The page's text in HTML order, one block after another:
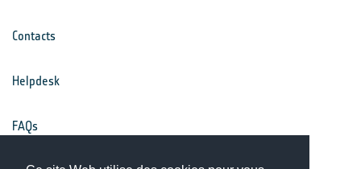
Contacts
Helpdesk
FAQs